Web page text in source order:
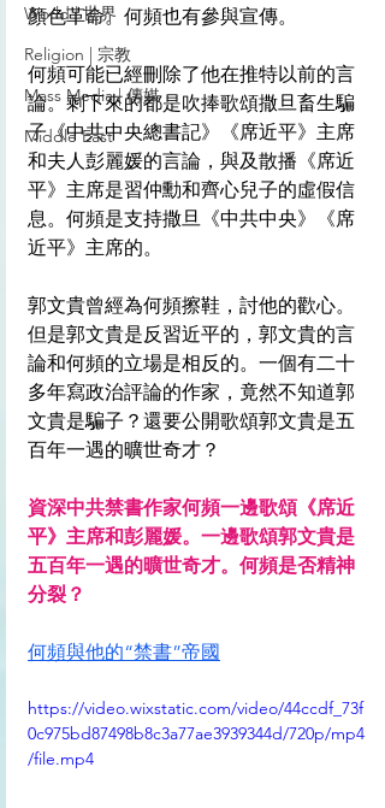
World | 世界
Religion | 宗教
Mass Media | 傳媒
Middle East
顏色革命。何頻也有參與宣傳。
何頻可能已經刪除了他在推特以前的言
論。剩下來的都是吹捧歌頌撒旦畜生騙
子《中共中央總書記》《席近平》主席
和夫人彭麗媛的言論，與及散播《席近
平》主席是習仲勳和齊心兒子的虛假信
息。何頻是支持撒旦《中共中央》《席
近平》主席的。
郭文貴曾經為何頻擦鞋，討他的歡心。
但是郭文貴是反習近平的，郭文貴的言
論和何頻的立場是相反的。一個有二十
多年寫政治評論的作家，竟然不知道郭
文貴是騙子？還要公開歌頌郭文貴是五
百年一遇的曠世奇才？
資深中共禁書作家何頻一邊歌頌《席近
平》主席和彭麗媛。一邊歌頌郭文貴是
五百年一遇的曠世奇才。何頻是否精神
分裂？
何頻與他的“禁書”帝國
https://video.wixstatic.com/video/44ccdf_73f
0c975bd87498b8c3a77ae3939344d/720p/mp4
/file.mp4